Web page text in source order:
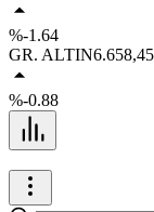
%-1.64
GR. ALTIN6.658,45
%-0.88